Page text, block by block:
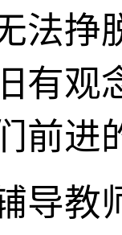
法挣
有观
前进
导教